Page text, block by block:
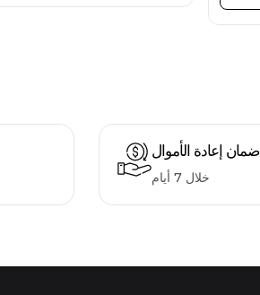
ضمان إعادة الأموال
خلال 7 أيام